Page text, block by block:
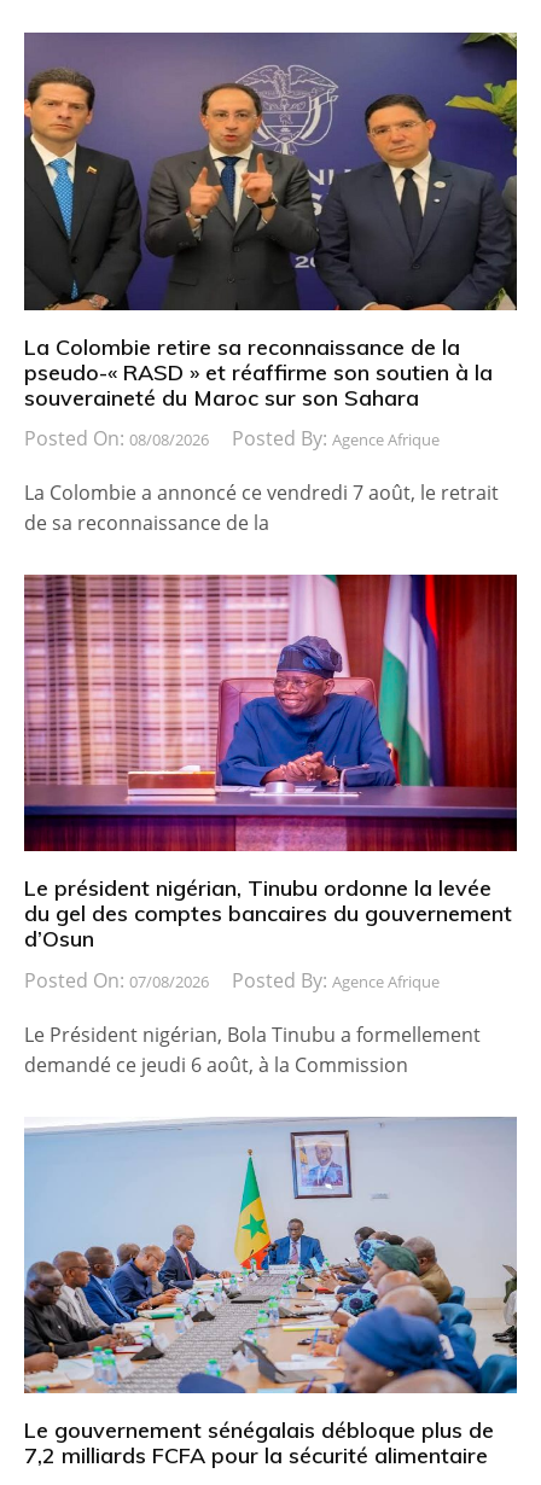
La Colombie retire sa reconnaissance de la
pseudo-« RASD » et réaffirme son soutien à la
souveraineté du Maroc sur son Sahara
Posted On: 08/08/2026 Posted By: Agence Afrique
La Colombie a annoncé ce vendredi 7 août, le retrait
de sa reconnaissance de la
Le président nigérian, Tinubu ordonne la levée
du gel des comptes bancaires du gouvernement
d’Osun
Posted On: 07/08/2026 Posted By: Agence Afrique
Le Président nigérian, Bola Tinubu a formellement
demandé ce jeudi 6 août, à la Commission
Le gouvernement sénégalais débloque plus de
7,2 milliards FCFA pour la sécurité alimentaire